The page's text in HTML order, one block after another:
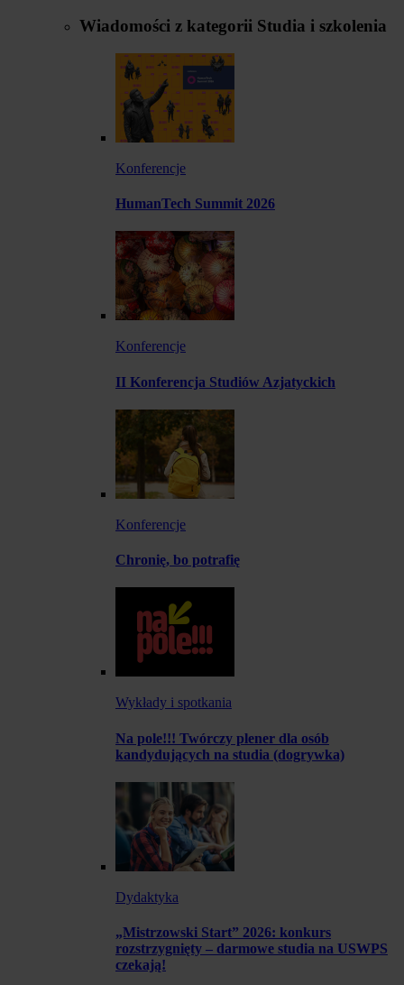
Wiadomości z kategorii Studia i szkolenia
Konferencje
HumanTech Summit 2026
Konferencje
II Konferencja Studiów Azjatyckich
Konferencje
Chronię, bo potrafię
Wykłady i spotkania
Na pole!!! Twórczy plener dla osób
kandydujących na studia (dogrywka)
Dydaktyka
„Mistrzowski Start” 2026: konkurs
rozstrzygnięty – darmowe studia na USWPS
czekają!